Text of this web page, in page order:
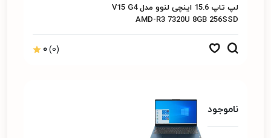
لپ تاپ 15.6 اینچی لنوو مدل V15 G4
AMD-R3 7320U 8GB 256SSD
0(0)
ناموجود